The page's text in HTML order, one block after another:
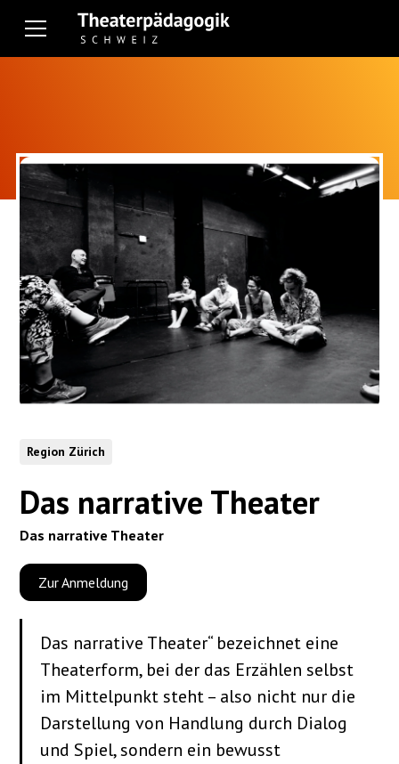
Region Zürich
Das narrative Theater
Das narrative Theater
Zur Anmeldung
Das narrative Theater“ bezeichnet eine
Theaterform, bei der das Erzählen selbst
im Mittelpunkt steht – also nicht nur die
Darstellung von Handlung durch Dialog
und Spiel, sondern ein bewusst